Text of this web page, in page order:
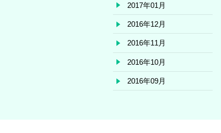
2017年01月
2016年12月
2016年11月
2016年10月
2016年09月